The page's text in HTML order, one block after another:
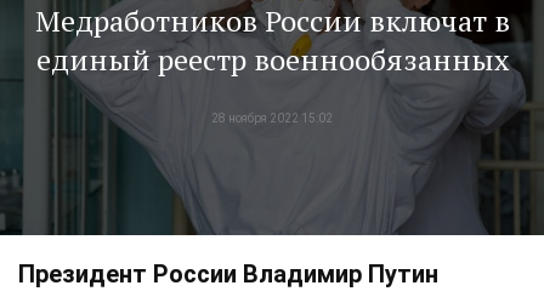
Медработников России включат в
единый реестр военнообязанных
28 ноября 2022 15:02
Президент России Владимир Путин